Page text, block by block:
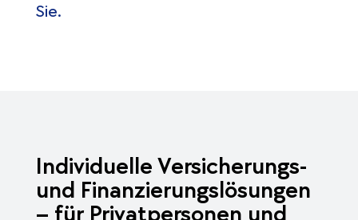
Sie.
Individuelle Versicherungs-
und Finanzierungslösungen